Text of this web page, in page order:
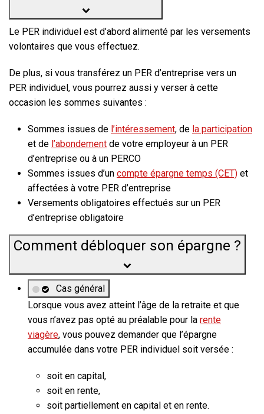
Le PER individuel est d’abord alimenté par les versements
volontaires que vous effectuez.
De plus, si vous transférez un PER d’entreprise vers un
PER individuel, vous pourrez aussi y verser à cette
occasion les sommes suivantes :
Sommes issues de l’intéressement, de la participation
et de l’abondement de votre employeur à un PER
d’entreprise ou à un PERCO
Sommes issues d’un compte épargne temps (CET) et
affectées à votre PER d’entreprise
Versements obligatoires effectués sur un PER
d’entreprise obligatoire
Comment débloquer son épargne ?
Cas général
Lorsque vous avez atteint l’âge de la retraite et que
vous n’avez pas opté au préalable pour la rente
viagère, vous pouvez demander que l’épargne
accumulée dans votre PER individuel soit versée :
soit en capital,
soit en rente,
soit partiellement en capital et en rente.